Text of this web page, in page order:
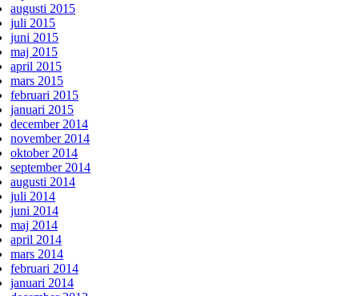
augusti 2015
juli 2015
juni 2015
maj 2015
april 2015
mars 2015
februari 2015
januari 2015
december 2014
november 2014
oktober 2014
september 2014
augusti 2014
juli 2014
juni 2014
maj 2014
april 2014
mars 2014
februari 2014
januari 2014